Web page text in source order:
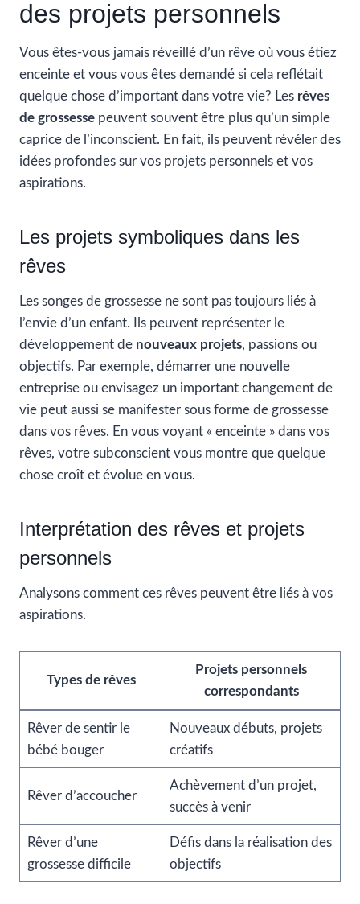
des projets personnels
Vous êtes-vous jamais réveillé d’un rêve où vous étiez
enceinte et vous vous êtes demandé si cela reflétait
quelque chose d’important dans votre vie? Les rêves
de grossesse peuvent souvent être plus qu’un simple
caprice de l’inconscient. En fait, ils peuvent révéler des
idées profondes sur vos projets personnels et vos
aspirations.
Les projets symboliques dans les
rêves
Les songes de grossesse ne sont pas toujours liés à
l’envie d’un enfant. Ils peuvent représenter le
développement de nouveaux projets, passions ou
objectifs. Par exemple, démarrer une nouvelle
entreprise ou envisagez un important changement de
vie peut aussi se manifester sous forme de grossesse
dans vos rêves. En vous voyant « enceinte » dans vos
rêves, votre subconscient vous montre que quelque
chose croît et évolue en vous.
Interprétation des rêves et projets
personnels
Analysons comment ces rêves peuvent être liés à vos
aspirations.
Types de rêves
Projets personnels
correspondants
Rêver de sentir le
bébé bouger
Nouveaux débuts, projets
créatifs
Rêver d’accoucher
Achèvement d’un projet,
succès à venir
Rêver d’une
grossesse difficile
Défis dans la réalisation des
objectifs